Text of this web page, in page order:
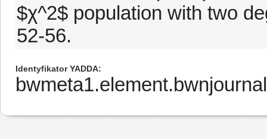
$χ^2$ population with two
52-56.
Identyfikator YADDA